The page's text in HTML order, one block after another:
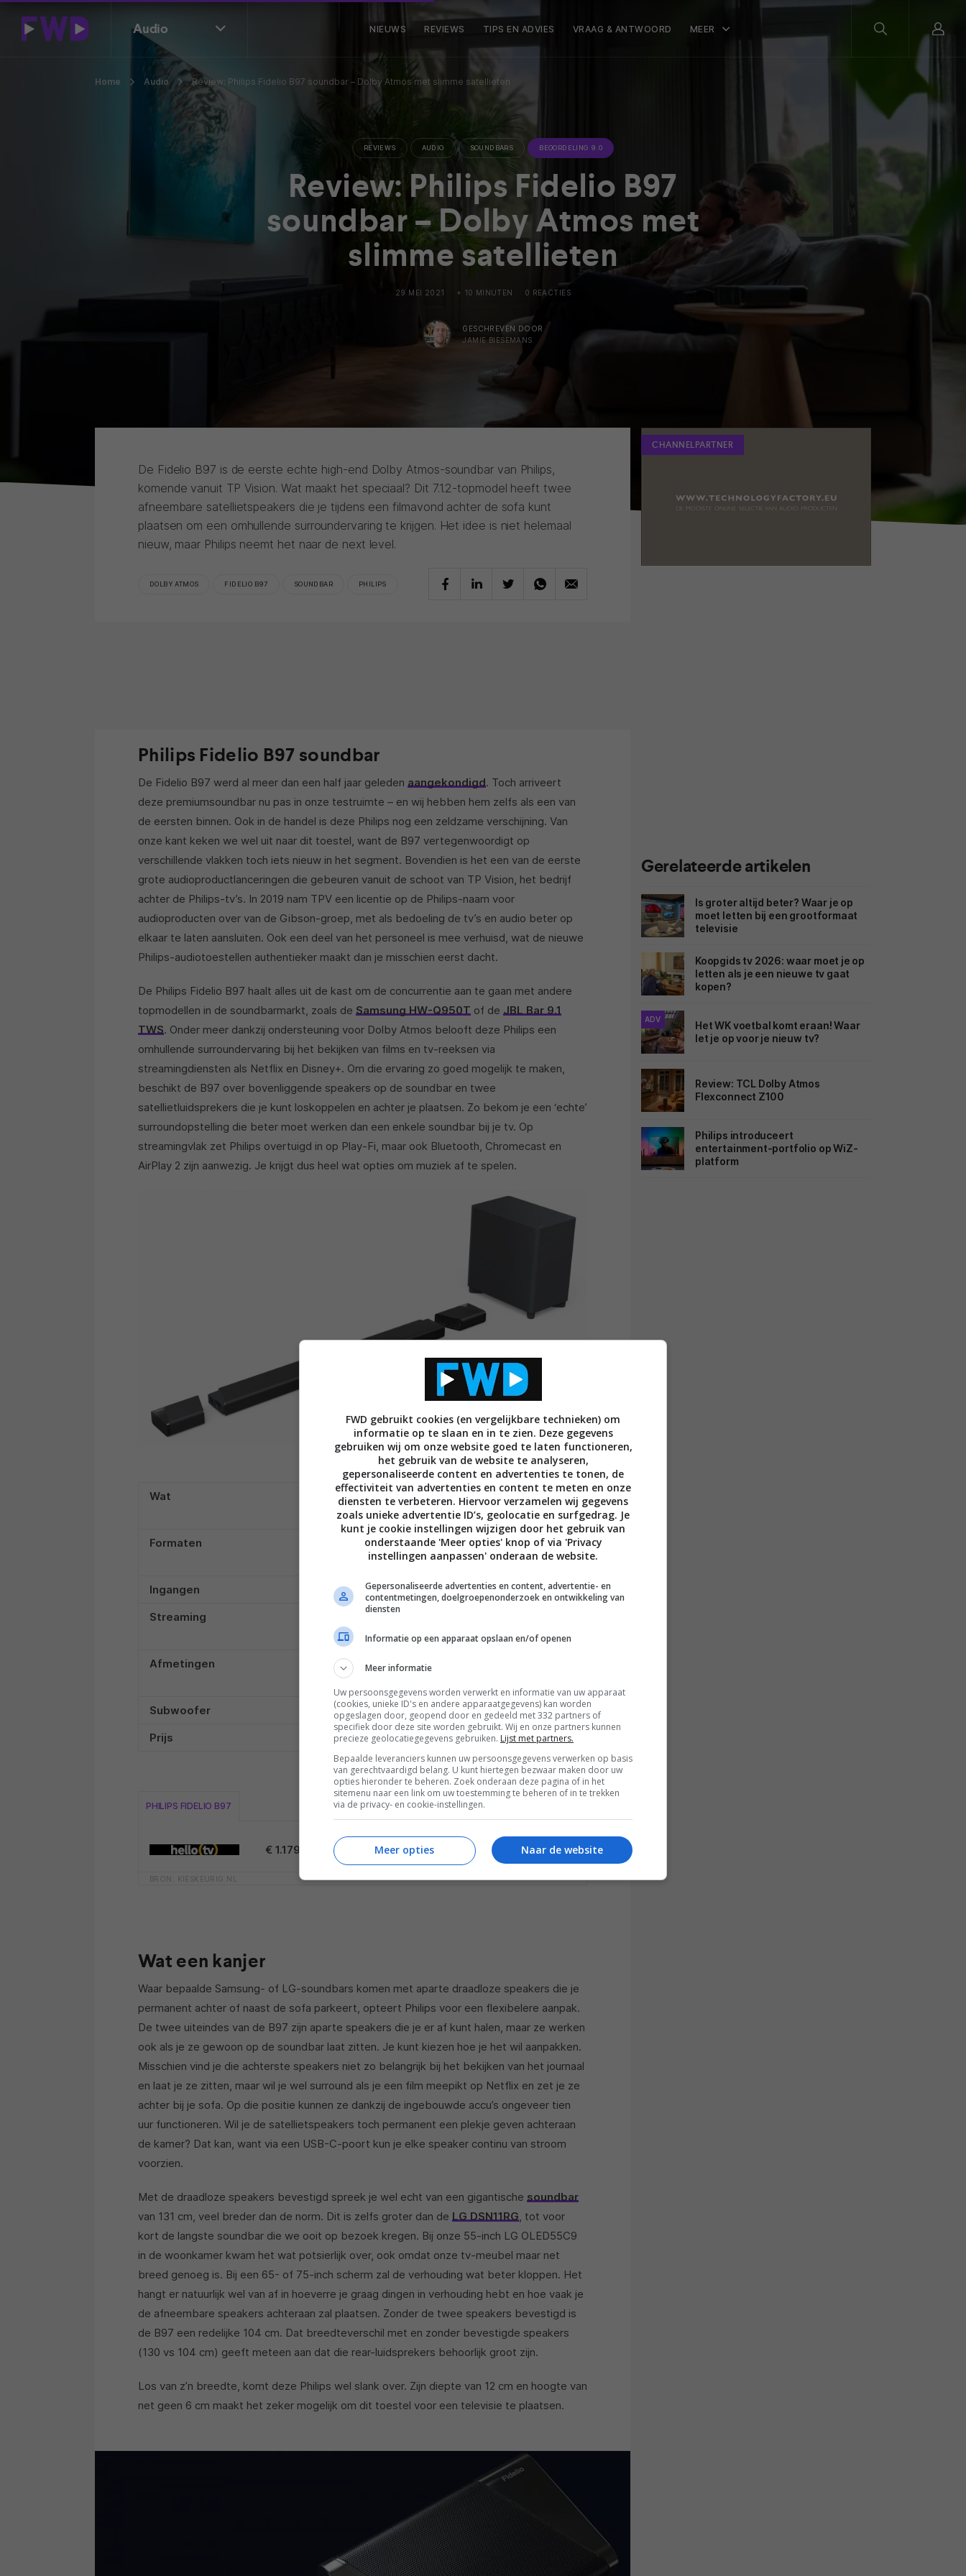
Audio NIEUWS REVIEWS TIPS EN ADVIES VRAAG & ANTWOORD MEER
Home Audio Review: Philips Fidelio B97 soundbar – Dolby Atmos met slimme satellieten
REVIEWS AUDIO SOUNDBARS BEOORDELING 9.0
Review: Philips Fidelio B97
soundbar – Dolby Atmos met
slimme satellieten
29 MEI 2021 + 10 MINUTEN 0 REACTIES
GESCHREVEN DOOR
JAMIE BIESEMANS
De Fidelio B97 is de eerste echte high-end Dolby Atmos-soundbar van Philips,
komende vanuit TP Vision. Wat maakt het speciaal? Dit 7.1.2-topmodel heeft twee
afneembare satellietspeakers die je tijdens een filmavond achter de sofa kunt
plaatsen om een omhullende surroundervaring te krijgen. Het idee is niet helemaal
nieuw, maar Philips neemt het naar de next level.
DOLBY ATMOS FIDELIO B97 SOUNDBAR PHILIPS
Philips Fidelio B97 soundbar
De Fidelio B97 werd al meer dan een half jaar geleden aangekondigd. Toch arriveert
deze premiumsoundbar nu pas in onze testruimte – en wij hebben hem zelfs als een van
de eersten binnen. Ook in de handel is deze Philips nog een zeldzame verschijning. Van
onze kant keken we wel uit naar dit toestel, want de B97 vertegenwoordigt op
verschillende vlakken toch iets nieuw in het segment. Bovendien is het een van de eerste
grote audioproductlanceringen die gebeuren vanuit de schoot van TP Vision, het bedrijf
achter de Philips-tv’s. In 2019 nam TPV een licentie op de Philips-naam voor
audioproducten over van de Gibson-groep, met als bedoeling de tv’s en audio beter op
elkaar te laten aansluiten. Ook een deel van het personeel is mee verhuisd, wat de nieuwe
Philips-audiotoestellen authentieker maakt dan je misschien eerst dacht.
De Philips Fidelio B97 haalt alles uit de kast om de concurrentie aan te gaan met andere
topmodellen in de soundbarmarkt, zoals de Samsung HW-Q950T of de JBL Bar 9.1
TWS. Onder meer dankzij ondersteuning voor Dolby Atmos belooft deze Philips een
omhullende surroundervaring bij het bekijken van films en tv-reeksen via
streamingdiensten als Netflix en Disney+. Om die ervaring zo goed mogelijk te maken,
beschikt de B97 over bovenliggende speakers op de soundbar en twee
satellietluidsprekers die je kunt loskoppelen en achter je plaatsen. Zo bekom je een ‘echte’
surroundopstelling die beter moet werken dan een enkele soundbar bij je tv. Op
streamingvlak zet Philips overtuigd in op Play-Fi, maar ook Bluetooth, Chromecast en
AirPlay 2 zijn aanwezig. Je krijgt dus heel wat opties om muziek af te spelen.
Wat
7.1.2 soundbar met afneembare speakers
en subwoofer
Formaten
Dolby Atmos (en lager), DTS:X (en lager),
IMAX Enhanced
Ingangen
Optisch, HDMI-eARC, 2 x HDMI-in, aux
Streaming
Bluetooth, AirPlay 2, Chromecast, Play-Fi,
Spotify Connect
Afmetingen
131,2 x 5,56 x 12 cm (satellietspeakers
Subwoofer
23 x 40 x 40,7 cm
Prijs
1.099 euro
PHILIPS FIDELIO B97
€ 1.179,00 Bekijk
BRON: KIESKEURIG.NL
Wat een kanjer
Waar bepaalde Samsung- of LG-soundbars komen met aparte draadloze speakers die je
permanent achter of naast de sofa parkeert, opteert Philips voor een flexibelere aanpak.
De twee uiteindes van de B97 zijn aparte speakers die je er af kunt halen, maar ze werken
ook als je ze gewoon op de soundbar laat zitten. Je kunt kiezen hoe je het wil aanpakken.
Misschien vind je die achterste speakers niet zo belangrijk bij het bekijken van het journaal
en laat je ze zitten, maar wil je wel surround als je een film meepikt op Netflix en zet je ze
achter bij je sofa. Op die positie kunnen ze dankzij de ingebouwde accu’s ongeveer tien
uur functioneren. Wil je de satellietspeakers toch permanent een plekje geven achteraan
de kamer? Dat kan, want via een USB-C-poort kun je elke speaker continu van stroom
voorzien.
Met de draadloze speakers bevestigd spreek je wel echt van een gigantische soundbar
van 131 cm, veel breder dan de norm. Dit is zelfs groter dan de LG DSN11RG , tot voor
kort de langste soundbar die we ooit op bezoek kregen. Bij onze 55-inch LG OLED55C9
in de woonkamer kwam het wat potsierlijk over, ook omdat onze tv-meubel maar net
breed genoeg is. Bij een 65- of 75-inch scherm zal de verhouding wat beter kloppen. Het
hangt er natuurlijk wel van af in hoeverre je graag dingen in verhouding hebt en hoe vaak je
de afneembare speakers achteraan zal plaatsen. Zonder de twee speakers bevestigd is
de B97 een redelijke 104 cm. Dat breedteverschil met en zonder bevestigde speakers
(130 vs 104 cm) geeft meteen aan dat die rear-luidsprekers behoorlijk groot zijn.
Los van z’n breedte, komt deze Philips wel slank over. Zijn diepte van 12 cm en hoogte van
net geen 6 cm maakt het zeker mogelijk om dit toestel voor een televisie te plaatsen.
CHANNELPARTNER
Gerelateerde artikelen
Is groter altijd beter? Waar je op
moet letten bij een grootformaat
televisie
Koopgids tv 2026: waar moet je op
letten als je een nieuwe tv gaat
kopen?
ADV
Het WK voetbal komt eraan! Waar
let je op voor je nieuw tv?
Review: TCL Dolby Atmos
Flexconnect Z100
Philips introduceert
entertainment-portfolio op WiZ-
platform
FWD gebruikt cookies (en vergelijkbare technieken) om
informatie op te slaan en in te zien. Deze gegevens
gebruiken wij om onze website goed te laten functioneren,
het gebruik van de website te analyseren,
gepersonaliseerde content en advertenties te tonen, de
effectiviteit van advertenties en content te meten en onze
diensten te verbeteren. Hiervoor verzamelen wij gegevens
zoals unieke advertentie ID’s, geolocatie en surfgedrag. Je
kunt je cookie instellingen wijzigen door het gebruik van
onderstaande 'Meer opties' knop of via 'Privacy
instellingen aanpassen' onderaan de website.
Gepersonaliseerde advertenties en content, advertentie- en
contentmetingen, doelgroepenonderzoek en ontwikkeling van
diensten
Informatie op een apparaat opslaan en/of openen
Meer informatie
Uw persoonsgegevens worden verwerkt en informatie van uw apparaat
(cookies, unieke ID's en andere apparaatgegevens) kan worden
opgeslagen door, geopend door en gedeeld met 332 partners of
specifiek door deze site worden gebruikt. Wij en onze partners kunnen
precieze geolocatiegegevens gebruiken. Lijst met partners.
Bepaalde leveranciers kunnen uw persoonsgegevens verwerken op basis
van gerechtvaardigd belang. U kunt hiertegen bezwaar maken door uw
opties hieronder te beheren. Zoek onderaan deze pagina of in het
sitemenu naar een link om uw toestemming te beheren of in te trekken
via de privacy- en cookie-instellingen.
Naar de website
Meer opties